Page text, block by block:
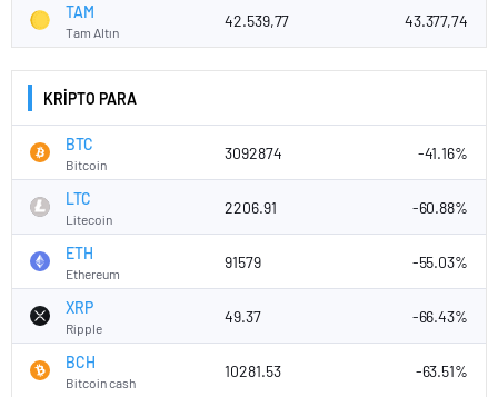
TAM
Tam Altın
42.539,77 43.377,74
KRİPTO PARA
BTC
Bitcoin
3092874 -41.16%
LTC
Litecoin
2206.91 -60.88%
ETH
Ethereum
91579 -55.03%
XRP
Ripple
49.37 -66.43%
BCH
Bitcoin cash
10281.53 -63.51%